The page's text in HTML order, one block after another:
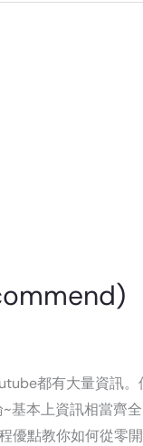
都有大量資訊
本上資訊相當齊
點教你如何從零